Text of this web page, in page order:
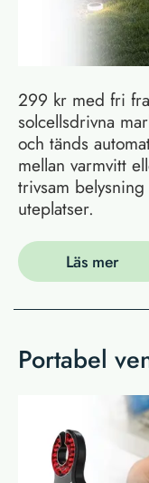
299 kr med fri
solcellsdrivna
och tänds
mellan varmvitt
trivsam
uteplatser.
Läs mer
Portabel